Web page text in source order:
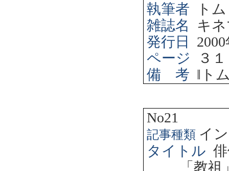
執筆者
ト
雑誌名
キ
発行日
2000
ページ
３
備 考 ‖ ト
No21
記事種類 イ
タイトル
「教